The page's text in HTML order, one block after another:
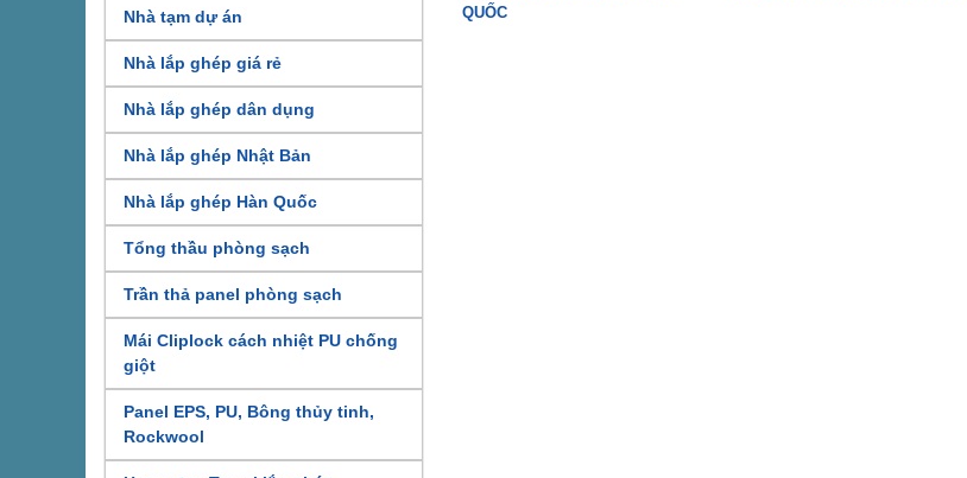
Nhà tạm dự án
Nhà lắp ghép giá rẻ
Nhà lắp ghép dân dụng
Nhà lắp ghép Nhật Bản
Nhà lắp ghép Hàn Quốc
Tổng thầu phòng sạch
Trần thả panel phòng sạch
Mái Cliplock cách nhiệt PU chống
giột
Panel EPS, PU, Bông thủy tinh,
Rockwool
QUỐC